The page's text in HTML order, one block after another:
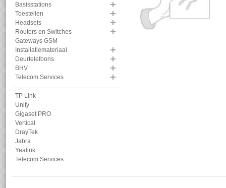
Basisstations
Toestellen
Headsets
Routers en Switches
Gateways GSM
Installatiemateriaal
Deurtelefoons
BHV
Telecom Services
TP Link
Unify
Gigaset PRO
Vertical
DrayTek
Jabra
Yealink
Telecom Services